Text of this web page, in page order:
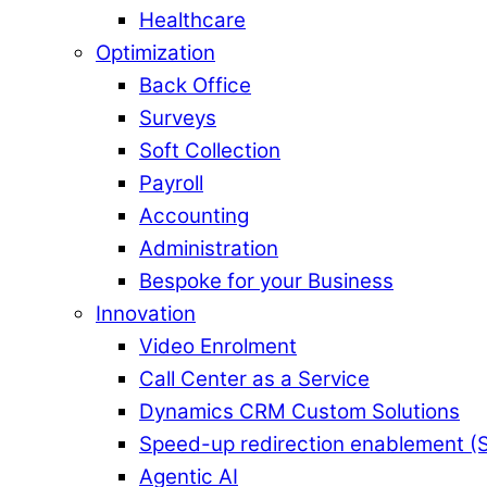
Healthcare
Optimization
Back Office
Surveys
Soft Collection
Payroll
Accounting
Administration
Bespoke for your Business
Innovation
Video Enrolment
Call Center as a Service
Dynamics CRM Custom Solutions
Speed-up redirection enablement
Agentic AI